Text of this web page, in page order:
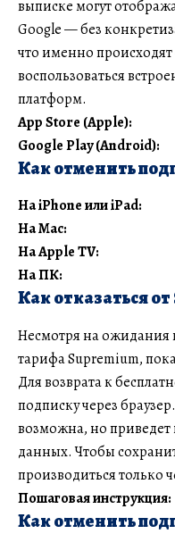
выписке могут
Google — без
что именно происходят
воспользоваться
платформ.
App Store (Apple):
Google Play (Android):
Как отменить
На iPhone или iPad:
На Mac:
На Apple TV:
На ПК:
Как отказаться
Несмотря на ожидания
тарифа Supremium,
Для возврата к
подписку через
возможна, но приведет
данных. Чтобы
производиться только
Пошаговая инструкция:
Как отменить